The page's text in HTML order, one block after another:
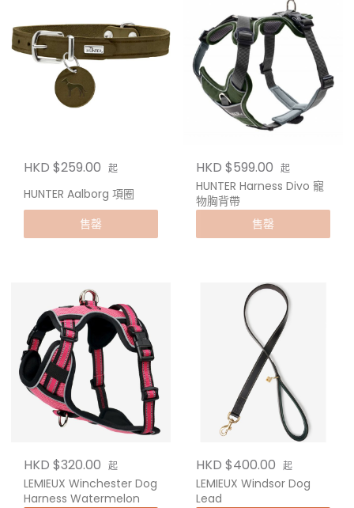
HKD $259.00 起
HUNTER Aalborg 項圈
售罄
HKD $599.00 起
HUNTER Harness Divo 寵
物胸背帶
售罄
HKD $320.00 起
LEMIEUX Winchester Dog
Harness Watermelon
HKD $400.00 起
LEMIEUX Windsor Dog
Lead